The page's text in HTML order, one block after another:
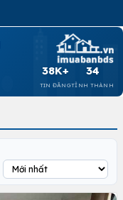
38K+
TIN ĐĂNG
34
TỈNH THÀNH